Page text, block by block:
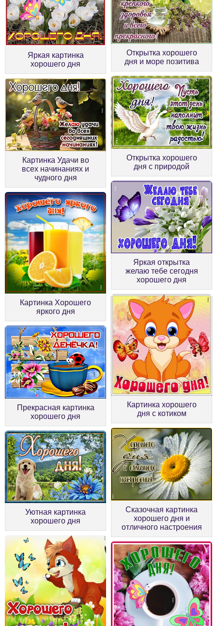
Яркая картинка
хорошего дня
Открытка хорошего
дня и море позитива
Картинка Удачи во
всех начинаниях и
чудного дня
Открытка хорошего
дня с природой
Картинка Хорошего
яркого дня
Яркая открытка
желаю тебе сегодня
хорошего дня
Прекрасная картинка
хорошего дня
Картинка хорошего
дня с котиком
Уютная картинка
хорошего дня
Сказочная картинка
хорошего дня и
отличного настроения